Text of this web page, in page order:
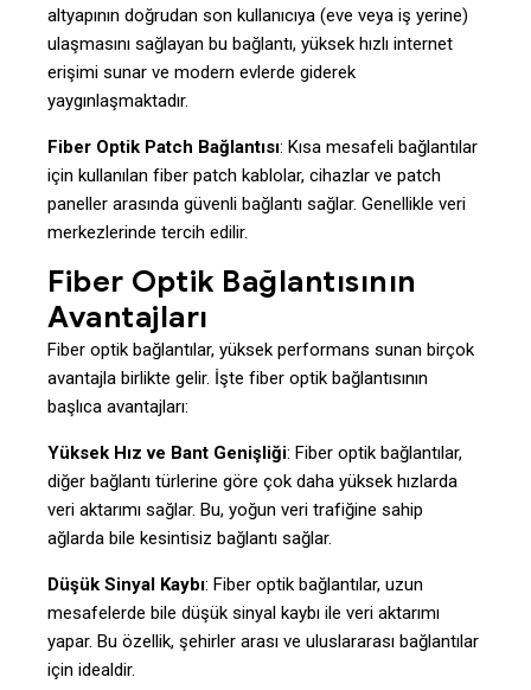
altyapının doğrudan son kullanıcıya (eve veya iş yerine)
ulaşmasını sağlayan bu bağlantı, yüksek hızlı internet
erişimi sunar ve modern evlerde giderek
yaygınlaşmaktadır.
Fiber Optik Patch Bağlantısı: Kısa mesafeli bağlantılar
için kullanılan fiber patch kablolar, cihazlar ve patch
paneller arasında güvenli bağlantı sağlar. Genellikle veri
merkezlerinde tercih edilir.
Fiber Optik Bağlantısının
Avantajları
Fiber optik bağlantılar, yüksek performans sunan birçok
avantajla birlikte gelir. İşte fiber optik bağlantısının
başlıca avantajları:
Yüksek Hız ve Bant Genişliği: Fiber optik bağlantılar,
diğer bağlantı türlerine göre çok daha yüksek hızlarda
veri aktarımı sağlar. Bu, yoğun veri trafiğine sahip
ağlarda bile kesintisiz bağlantı sağlar.
Düşük Sinyal Kaybı: Fiber optik bağlantılar, uzun
mesafelerde bile düşük sinyal kaybı ile veri aktarımı
yapar. Bu özellik, şehirler arası ve uluslararası bağlantılar
için idealdir.